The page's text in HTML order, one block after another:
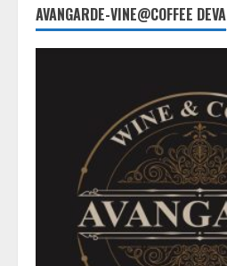
AVANGARDE-VINE@COFFEE DEVA